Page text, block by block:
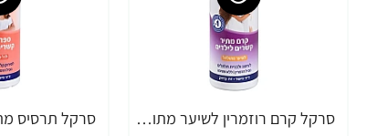
סרקל קרם רוזמרין לשיער מתולתל 325 מ”ל - ד"ר פישר